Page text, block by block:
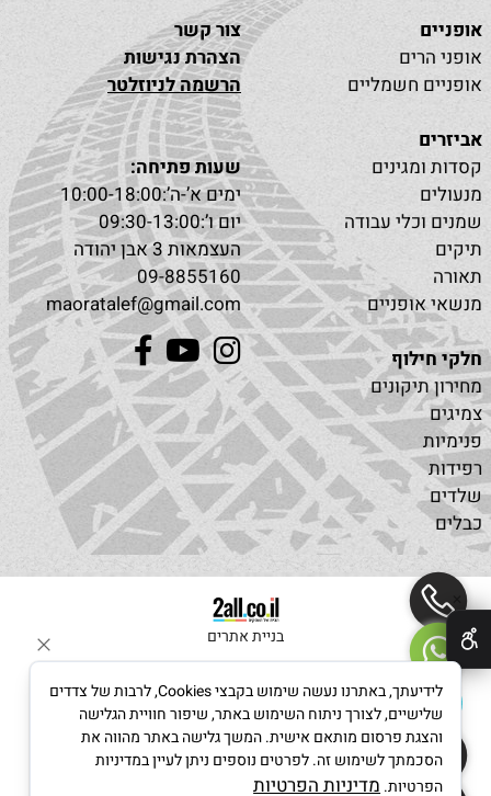
אופניים
אופני הרים
אופניים חשמליים
אביזרים
קסדות ומגינים
מנעולים
שמנים וכלי עבודה
תיקים
תאורה
מנשאי אופניים
חלקי חילוף
מחירון תיקונים
צמיגים
פנימיות
רפידות
שלדים
כבלים
צור קשר
הצהרת נגישות
הרשמה לניוזלטר
שעות פתיחה:
ימים א’-ה’:10:00-18:00
יום ו’:09:30-13:00
העצמאות 3 אבן יהודה
09-8855160
maoratalef@gmail.com
בניית אתרים
לידיעתך, באתרנו נעשה שימוש בקבצי Cookies, לרבות של צדדים
שלישיים, לצורך ניתוח השימוש באתר, שיפור חוויית הגלישה
והצגת פרסום מותאם אישית. המשך גלישה באתר מהווה את
הסכמתך לשימוש זה. לפרטים נוספים ניתן לעיין במדיניות
הפרטיות.מדיניות הפרטיות